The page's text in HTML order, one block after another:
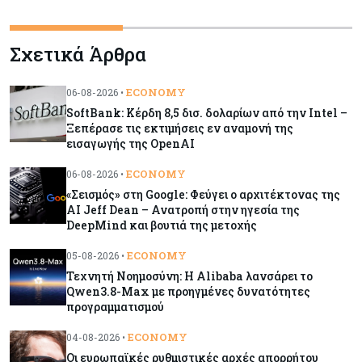
Κόσμος 07-08-2026
ΕΚΤ: Αιφνιδιάστηκε από την πώληση ευρώ από
τις ΗΠΑ
Κύπρος 07-08-2026
Χορηγία €10.000 για υποτροφίες σε φοιτητές του
ΤΕΠΑΚ
Κύπρος 07-08-2026
Επαναλειτουργεί η οδική πρόσβαση στις αφίξεις
Εμπορεύματα 07-08-2026
Χρυσός: Καλπάζει προς την καλύτερη εβδομάδα
Σχετικά Άρθρα
06-08-2026 • ECONOMY
SoftBank: Κέρδη 8,5 δισ. δολαρίων από την Intel –
Ξεπέρασε τις εκτιμήσεις εν αναμονή της
εισαγωγής της OpenAI
06-08-2026 • ECONOMY
«Σεισμός» στη Google: Φεύγει ο αρχιτέκτονας της
AI Jeff Dean – Ανατροπή στην ηγεσία της
DeepMind και βουτιά της μετοχής
05-08-2026 • ECONOMY
Τεχνητή Νοημοσύνη: Η Alibaba λανσάρει το
Qwen3.8-Max με προηγμένες δυνατότητες
προγραμματισμού
04-08-2026 • ECONOMY
Οι ευρωπαϊκές ρυθμιστικές αρχές απορρήτου